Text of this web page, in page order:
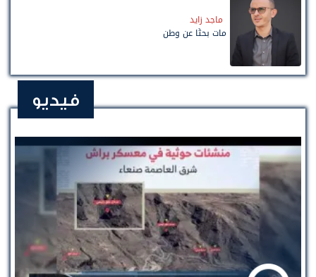
ماجد زايد
مات بحثًا عن وطن
فيديو